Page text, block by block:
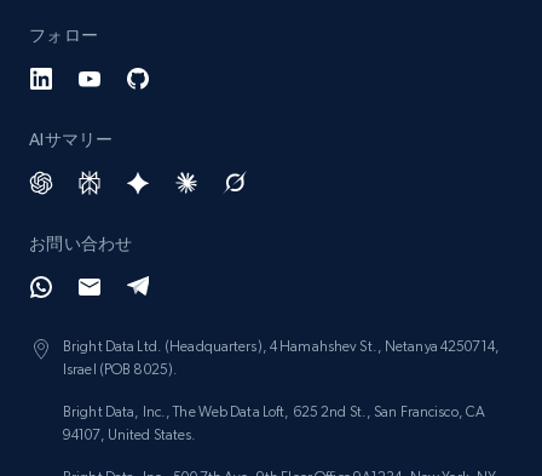
URL, Title, Rating, Reviews, Initial price, Final
Lazada - Products - Discover products by
フォロー
AIサマリー
お問い合わせ
Bright Data Ltd. (Headquarters), 4 Hamahshev St., Netanya 4250714,
Israel (POB 8025).
Bright Data, Inc., The Web Data Loft, 625 2nd St., San Francisco, CA
94107, United States.